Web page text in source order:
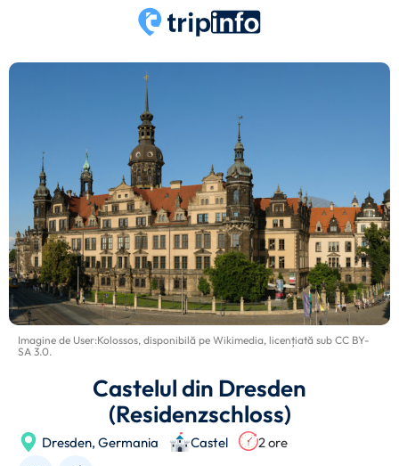
Imagine de User:Kolossos, disponibilă pe Wikimedia, licențiată sub CC BY-
SA 3.0.
Castelul din Dresden
(Residenzschloss)
Dresden, Germania Castel 2 ore